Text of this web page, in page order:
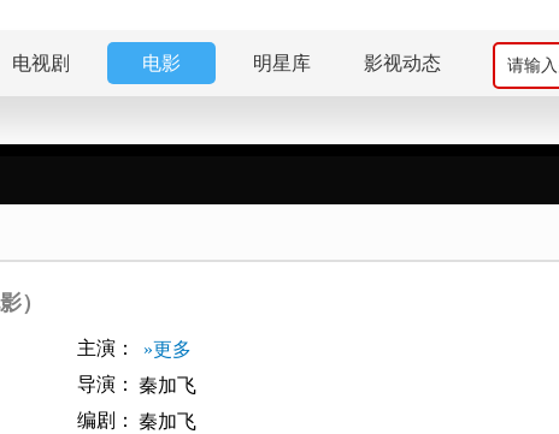
电视剧 电影 明星库 影视动态
）
主演：
»更多
导演： 秦加飞
编剧： 秦加飞